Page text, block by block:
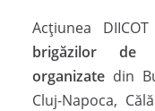
Acțiunea
brigăzilor de
organizate din
Cluj-Napoca,